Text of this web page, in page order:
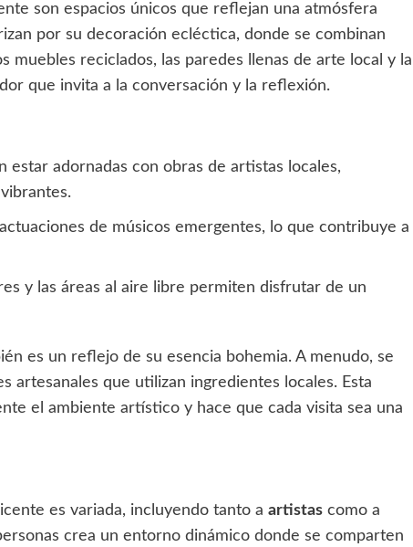
son espacios únicos que reflejan una atmósfera
por su decoración ecléctica, donde se combinan
muebles reciclados, las paredes llenas de arte local y la
que invita a la conversación y la reflexión.
estar adornadas con obras de artistas locales,
de músicos emergentes, lo que contribuye a
y las áreas al aire libre permiten disfrutar de un
es un reflejo de su esencia bohemia. A menudo, se
artesanales que utilizan ingredientes locales. Esta
el ambiente artístico y hace que cada visita sea una
es variada, incluyendo tanto a artistas como a
crea un entorno dinámico donde se comparten